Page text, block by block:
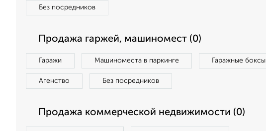
Без посредников
Продажа гаржей, машиномест (0)
Гаражи Машиноместа в паркинге Гаражные боксы
Агенство Без посредников
Продажа коммерческой недвижимости (0)